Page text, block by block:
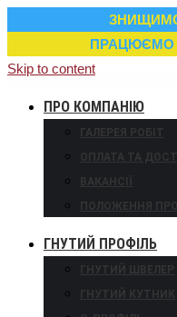
ПРАЦЮЄМО
Skip to content
ПРО КОМПАНІЮ
ГАЛЕРЕЯ РОБІТ
ОПЛАТА ТА
ВАКАНСІЇ
ПОЛОЖЕННЯ ПРО
ГНУТИЙ ПРОФІЛЬ
ГНУТИЙ ШВЕЛЕР
ГНУТИЙ КУТНИК